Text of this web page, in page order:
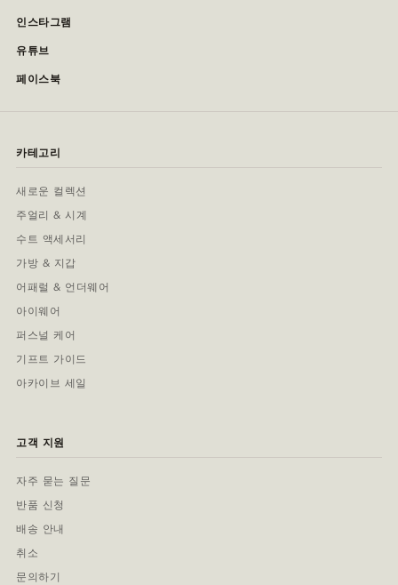
인스타그램
유튜브
페이스북
카테고리
새로운 컬렉션
주얼리 & 시계
수트 액세서리
가방 & 지갑
어패럴 & 언더웨어
아이웨어
퍼스널 케어
기프트 가이드
아카이브 세일
고객 지원
자주 묻는 질문
반품 신청
배송 안내
취소
문의하기